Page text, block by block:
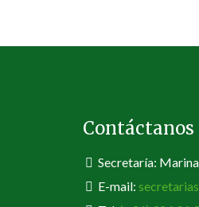
Contáctanos
Secretaría:
E-mail: